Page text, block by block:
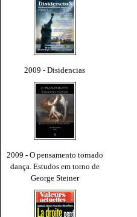
2009 - Disidencias
2009 - O pensamento tornado
dança. Estudos em torno de
George Steiner